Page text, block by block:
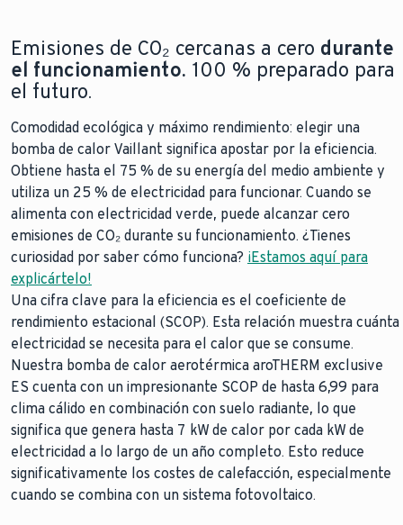
Emisiones de CO₂ cercanas a cero durante
el funcionamiento. 100 % preparado para
el futuro.
Comodidad ecológica y máximo rendimiento: elegir una
bomba de calor Vaillant significa apostar por la eficiencia.
Obtiene hasta el 75 % de su energía del medio ambiente y
utiliza un 25 % de electricidad para funcionar. Cuando se
alimenta con electricidad verde, puede alcanzar cero
emisiones de CO₂ durante su funcionamiento. ¿Tienes
curiosidad por saber cómo funciona? ¡Estamos aquí para
explicártelo!
Una cifra clave para la eficiencia es el coeficiente de
rendimiento estacional (SCOP). Esta relación muestra cuánta
electricidad se necesita para el calor que se consume.
Nuestra bomba de calor aerotérmica aroTHERM exclusive
ES cuenta con un impresionante SCOP de hasta 6,99 para
clima cálido en combinación con suelo radiante, lo que
significa que genera hasta 7 kW de calor por cada kW de
electricidad a lo largo de un año completo. Esto reduce
significativamente los costes de calefacción, especialmente
cuando se combina con un sistema fotovoltaico.